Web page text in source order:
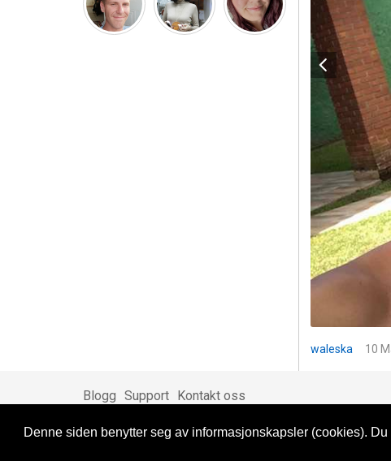
Denne siden benytter seg av informasjonskapsler (cookies).
waleska 10
Blogg Support Kontakt oss
Brukeravtale Personvern © 2023 NorgesDate